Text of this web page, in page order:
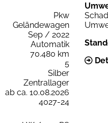
Pkw
Geländewagen
Sep / 2022
Automatik
70.480 km
5
Silber
Zentrallager
ab ca. 10.08.2026
4027-24